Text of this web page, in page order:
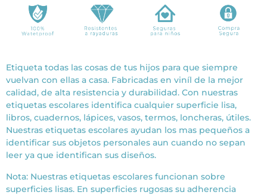
Etiqueta todas las cosas de tus hijos para que siempre
vuelvan con ellas a casa. Fabricadas en viníl de la mejor
calidad, de alta resistencia y durabilidad. Con nuestras
etiquetas escolares identifica cualquier superficie lisa,
libros, cuadernos, lápices, vasos, termos, loncheras, útiles.
Nuestras etiquetas escolares ayudan los mas pequeños a
identificar sus objetos personales aun cuando no sepan
leer ya que identifican sus diseños.
Nota: Nuestras etiquetas escolares funcionan sobre
superficies lisas. En superficies rugosas su adherencia